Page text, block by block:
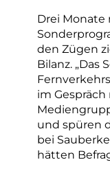
Drei Monate
den Zügen
Bilanz. „Das
im
und spüren
bei
hätten